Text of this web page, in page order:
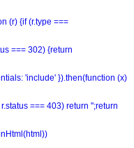
(r) {if (r.type ===
=== 302) {return
'include' }).then(function (x)
=== 403) return '';return